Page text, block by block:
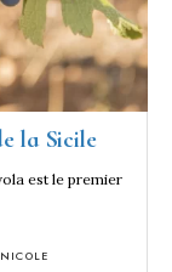
la Sicile
est le premier